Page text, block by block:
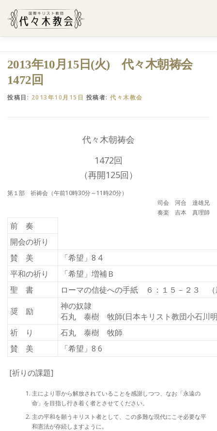
2013年10月15日(火) 代々木朝祷会
1472回
投稿日: 2013年10月15日 投稿者: 代々木教会
代々木朝祷会
1472回
（再開125回）
第１部 祈祷会（午前10時30分～11時20分）
司会 河合 達雄兄
奏楽 吉本 真理師
前 奏
開会の祈り
賛 美
「希望」8 4
平和の祈り
「希望」増補Ｂ
聖 書
ローマの信徒への手紙 ６：１５－２３
奨 励
神の奴隷
石丸 泰樹 牧師(日本キリスト教団小石川
祈 り
石丸 泰樹 牧師
賛 美
「希望」8 6
[祈りの課題]
主により罪から解放されていることを感謝しつつ、なお「永遠の
命」を目指し行き着く者とさせてください。
主の平和を願うキリスト者として、この多難な現代にこそ必要な平
和憲法が存続しますように。